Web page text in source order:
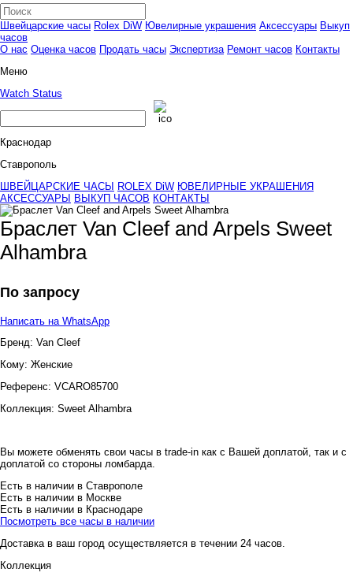
Швейцарские часы Rolex DiW Ювелирные украшения Аксессуары Выкуп
часов
О нас Оценка часов Продать часы Экспертиза Ремонт часов Контакты
Меню
Watch Status
Краснодар
Ставрополь
ШВЕЙЦАРСКИЕ ЧАСЫ
ROLEX DiW ЮВЕЛИРНЫЕ УКРАШЕНИЯ
АКСЕССУАРЫ
ВЫКУП ЧАСОВ КОНТАКТЫ
Браслет Van Cleef and Arpels Sweet
Alhambra
По запросу
Написать на WhatsApp
Бренд: Van Cleef
Кому: Женские
Референс: VCARO85700
Коллекция: Sweet Alhambra
Вы можете обменять свои часы в trade-in как с Вашей доплатой, так и с
доплатой со стороны ломбарда.
Есть в наличии в Ставрополе
Есть в наличии в Москве
Есть в наличии в Краснодаре
Посмотреть все часы в наличии
Доставка в ваш город осуществляется в течении 24 часов.
Коллекция